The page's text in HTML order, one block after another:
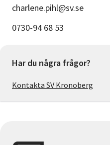
charlene.pihl@sv.se
0730-94 68 53
Har du några frågor?
Kontakta SV Kronoberg